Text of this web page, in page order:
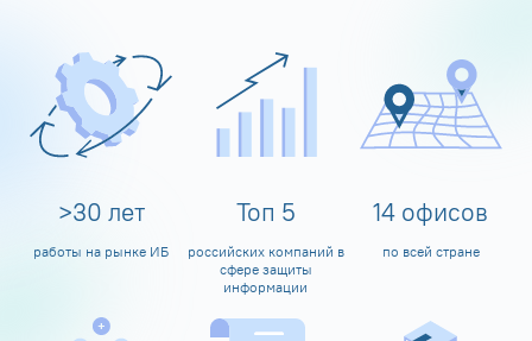
>30 лет
работы на рынке ИБ
Топ 5
российских компаний в
сфере защиты
информации
14 офисов
по всей стране